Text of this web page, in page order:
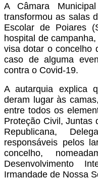
A Câmara
transformou as salas
Escolar de Poiares
hospital de
visa dotar o concelho
caso de alguma
contra o Covid-19.
A autarquia explica
deram lugar às
entre todos os
Proteção Civil, Juntas
Republicana,
responsáveis pelos
concelho,
Desenvolvimento
Irmandade de Nossa